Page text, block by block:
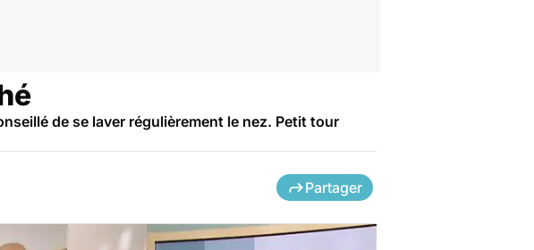
de se laver régulièrement le nez. Petit tour
Partager